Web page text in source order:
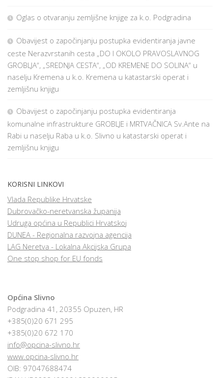
Oglas o otvaranju zemljišne knjige za k.o. Podgradina
Obavijest o započinjanju postupka evidentiranja javne
ceste Nerazvrstanih cesta „DO I OKOLO PRAVOSLAVNOG
GROBLJA“, „SREDNJA CESTA“, „OD KREMENE DO SOLINA“ u
naselju Kremena u k.o. Kremena u katastarski operat i
zemljišnu knjigu
Obavijest o započinjanju postupka evidentiranja
komunalne infrastrukture GROBLJE i MRTVAČNICA Sv.Ante na
Rabi u naselju Raba u k.o. Slivno u katastarski operat i
zemljišnu knjigu
KORISNI LINKOVI
Vlada Republike Hrvatske
Dubrovačko-neretvanska županija
Udruga općina u Republici Hrvatskoj
DUNEA - Regionalna razvojna agencija
LAG Neretva - Lokalna Akcijska Grupa
One stop shop for EU fonds
Općina Slivno
Podgradina 41, 20355 Opuzen, HR
+385(0)20 671 295
+385(0)20 672 170
info@opcina-slivno.hr
www.opcina-slivno.hr
OIB: 97047688474